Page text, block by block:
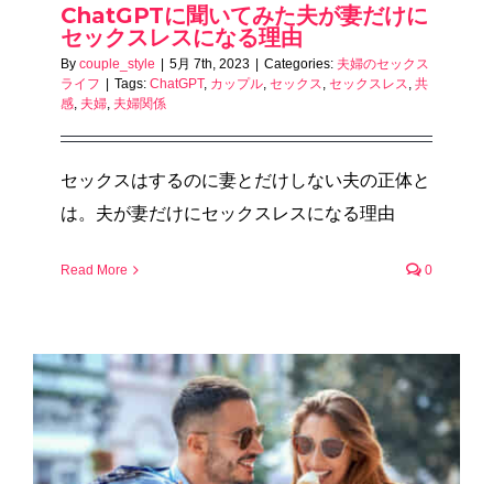
ChatGPTに聞いてみた夫が妻だけに
セックスレスになる理由
By couple_style | 5月 7th, 2023 | Categories: 夫婦のセックス
ライフ | Tags: ChatGPT, カップル セックス セックスレス 共
感 夫婦 夫婦関係
セックスはするのに妻とだけしない夫の正体と
は。夫が妻だけにセックスレスになる理由
Read More 0